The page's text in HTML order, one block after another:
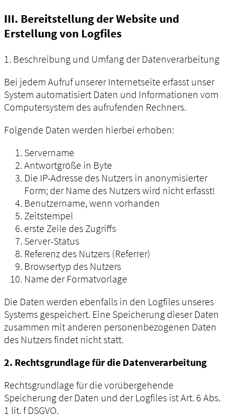
III. Bereitstellung der Website und
Erstellung von Logfiles
1. Beschreibung und Umfang der Datenverarbeitung
Bei jedem Aufruf unserer Internetseite erfasst unser
System automatisiert Daten und Informationen vom
Computersystem des aufrufenden Rechners.
Folgende Daten werden hierbei erhoben:
Servername
Antwortgröße in Byte
Die IP-Adresse des Nutzers in anonymisierter
Form; der Name des Nutzers wird nicht erfasst!
Benutzername, wenn vorhanden
Zeitstempel
erste Zeile des Zugriffs
Server-Status
Referenz des Nutzers (Referrer)
Browsertyp des Nutzers
Name der Formatvorlage
Die Daten werden ebenfalls in den Logfiles unseres
Systems gespeichert. Eine Speicherung dieser Daten
zusammen mit anderen personenbezogenen Daten
des Nutzers findet nicht statt.
2. Rechtsgrundlage für die Datenverarbeitung
Rechtsgrundlage für die vorübergehende
Speicherung der Daten und der Logfiles ist Art. 6 Abs.
1 lit. f DSGVO.